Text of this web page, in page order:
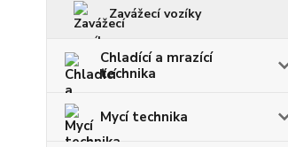
Zavážecí vozíky
Chladící a mrazící
technika
Mycí technika